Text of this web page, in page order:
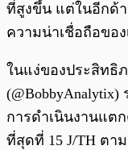
ที่สูงขึ้น แต่ในอีกด้
ความน่าเชื่อถือขอ
ในแง่ของประสิทธิ
การดำเนินงานแต
ที่สุดที่ 15 J/TH ตาม